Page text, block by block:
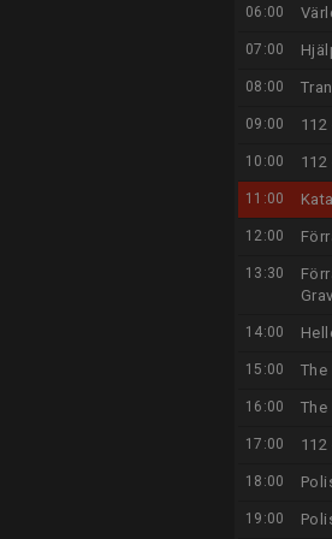
06:00
07:00
08:00
09:00 112
10:00 112
11:00
12:00
13:30
14:00
15:00 The
16:00 The
17:00 112
18:00
19:00